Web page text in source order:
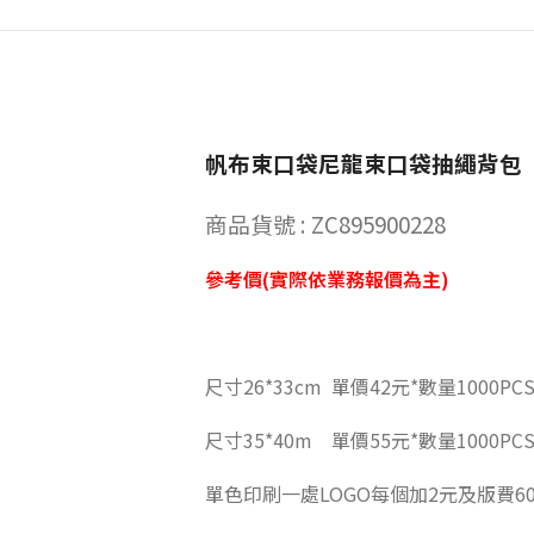
帆布束口袋尼龍束口袋抽繩背包
商品貨號 : ZC895900228
參考價(實際依業務報價為主)
尺寸26*33cm 單價42元*數量1000PCS
尺寸35*40m 單價55元*數量1000PCS
單色印刷一處LOGO每個加2元及版費